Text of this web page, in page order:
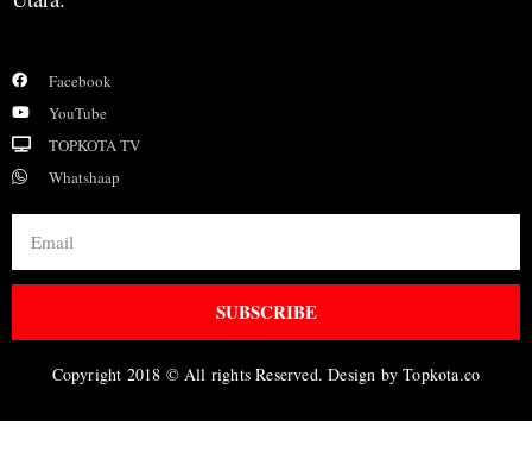
Facebook
YouTube
TOPKOTA TV
Whatshaap
SUBSCRIBE
Copyright 2018 © All rights Reserved. Design by Topkota.co